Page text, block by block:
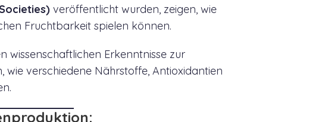
veröffentlicht wurden, zeigen, wie
Fruchtbarkeit spielen können.
wissenschaftlichen Erkenntnisse zur
verschiedene Nährstoffe, Antioxidantien